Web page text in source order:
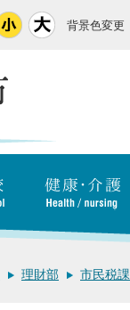
背景色変更
理財部 市民税課